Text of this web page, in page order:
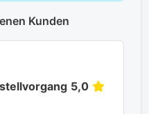
Kunden
5,0